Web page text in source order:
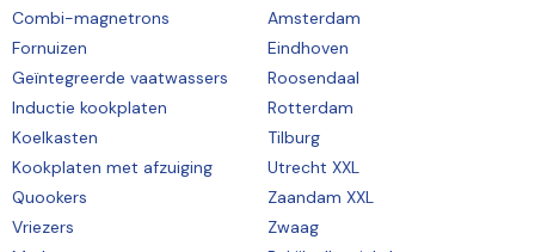
Combi-magnetrons
Fornuizen
Geïntegreerde vaatwassers
Inductie kookplaten
Koelkasten
Kookplaten met afzuiging
Quookers
Vriezers
Amsterdam
Eindhoven
Roosendaal
Rotterdam
Tilburg
Utrecht XXL
Zaandam XXL
Zwaag